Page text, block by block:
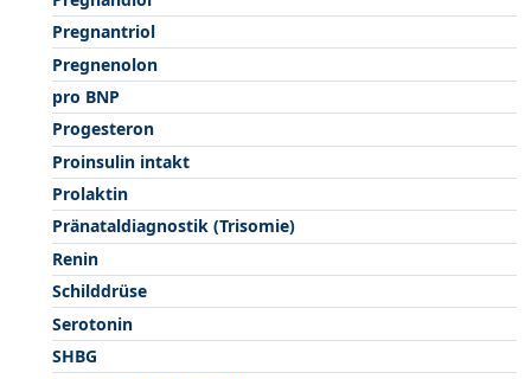
Pregnantriol
Pregnenolon
pro BNP
Progesteron
Proinsulin intakt
Prolaktin
Pränataldiagnostik (Trisomie)
Renin
Schilddrüse
Serotonin
SHBG